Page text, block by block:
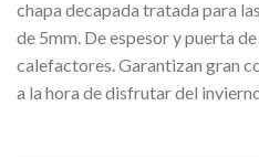
chapa decapada tratada para
de 5mm. De espesor y puerta
calefactores. Garantizan gran
a la hora de disfrutar del